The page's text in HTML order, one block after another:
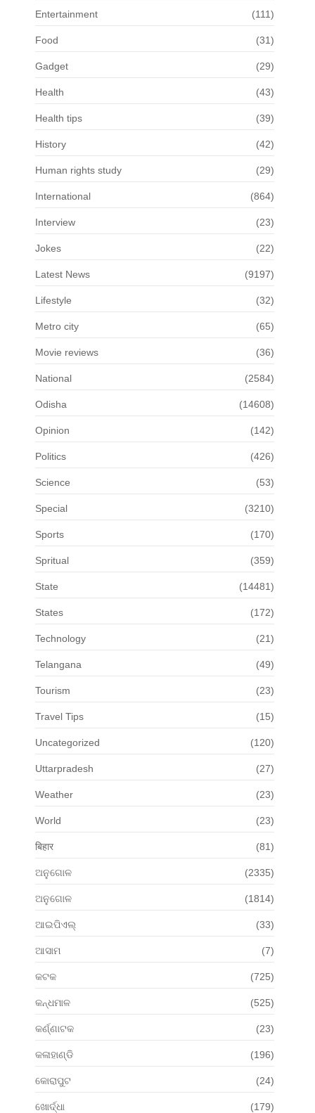
Entertainment (111)
Food (31)
Gadget (29)
Health (43)
Health tips (39)
History (42)
Human rights study (29)
International (864)
Interview (23)
Jokes (22)
Latest News (9197)
Lifestyle (32)
Metro city (65)
Movie reviews (36)
National (2584)
Odisha (14608)
Opinion (142)
Politics (426)
Science (53)
Special (3210)
Sports (170)
Spritual (359)
State (14481)
States (172)
Technology (21)
Telangana (49)
Tourism (23)
Travel Tips (15)
Uncategorized (120)
Uttarpradesh (27)
Weather (23)
World (23)
बिहार (81)
ଅନୁଗୋଳ (2335)
ଅନୁଗୋଳ (1814)
ଆଇପିଏଲ୍ (33)
ଆସାମ (7)
କଟକ (725)
କନ୍ଧମାଳ (525)
କର୍ଣ୍ଣାଟକ (23)
କଳାହାଣ୍ଡି (196)
କୋରାପୁଟ (24)
ଖୋର୍ଦ୍ଧା (179)